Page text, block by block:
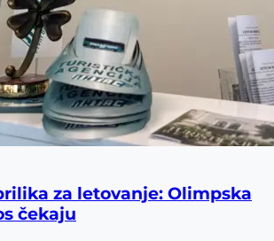
za letovanje: Olimpska
čekaju